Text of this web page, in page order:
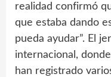
realidad confirmó
que estaba dando
pueda ayudar”. El
internacional,
han registrado